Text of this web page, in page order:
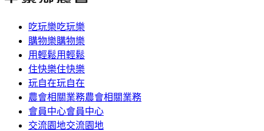
吃玩樂吃玩樂
購物樂購物樂
用輕鬆用輕鬆
住快樂住快樂
玩自在玩自在
農會相關業務農會相關業務
會員中心會員中心
交流園地交流園地